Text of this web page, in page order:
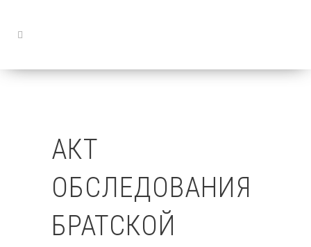
АКТ
ОБСЛЕДОВАНИЯ
БРАТСКОЙ